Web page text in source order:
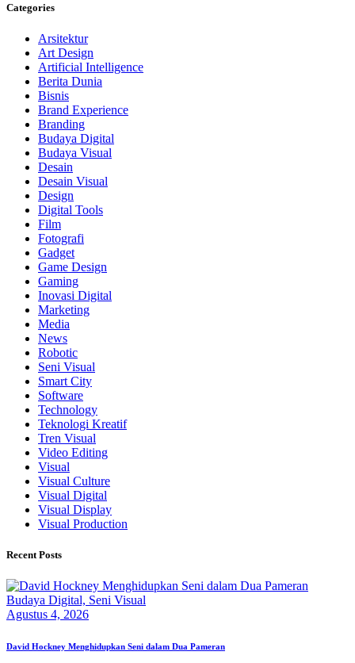
Categories
Arsitektur
Art Design
Artificial Intelligence
Berita Dunia
Bisnis
Brand Experience
Branding
Budaya Digital
Budaya Visual
Desain
Desain Visual
Design
Digital Tools
Film
Fotografi
Gadget
Game Design
Gaming
Inovasi Digital
Marketing
Media
News
Robotic
Seni Visual
Smart City
Software
Technology
Teknologi Kreatif
Tren Visual
Video Editing
Visual
Visual Culture
Visual Digital
Visual Display
Visual Production
Recent Posts
Budaya Digital, Seni Visual
Agustus 4, 2026
David Hockney Menghidupkan Seni dalam Dua Pameran